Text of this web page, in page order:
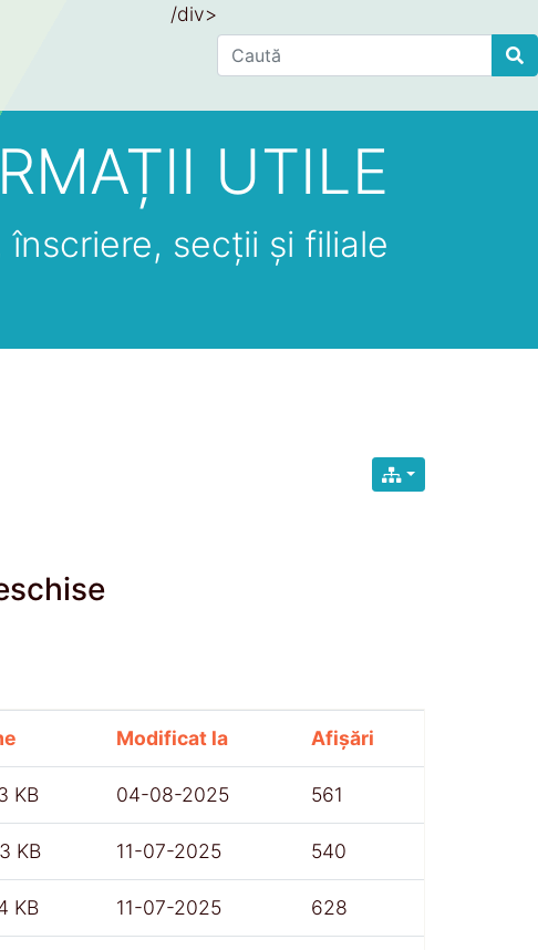
/div>
Find
UTILE
secții și filiale
Modificat la Afișări
KB 04-08-2025 561
KB 11-07-2025 540
KB 11-07-2025 628